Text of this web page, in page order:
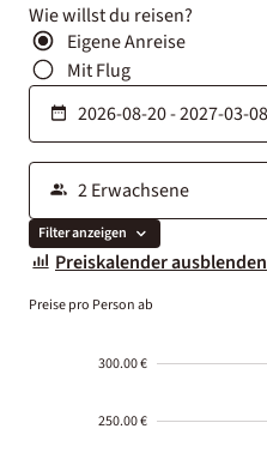
Wie willst du reisen?
Eigene Anreise
Mit Flug
Filter anzeigen
Preiskalender ausblenden
Preise pro Person ab
300.00 €
250.00 €